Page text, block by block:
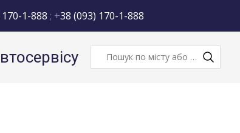
1-888 ; +38 (093) 170-1-888